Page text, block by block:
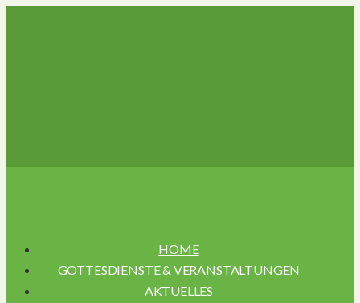
HOME
GOTTESDIENSTE & VERANSTALTUNGEN
AKTUELLES